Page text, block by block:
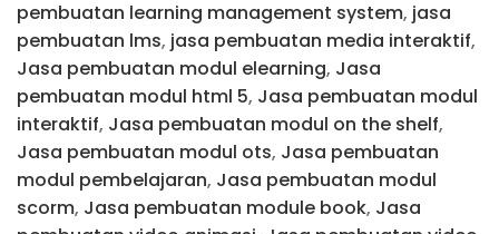
pembuatan learning management system, jasa
pembuatan lms, jasa pembuatan media interaktif,
Jasa pembuatan modul elearning, Jasa
pembuatan modul html 5, Jasa pembuatan modul
interaktif, Jasa pembuatan modul on the shelf,
Jasa pembuatan modul ots, Jasa pembuatan
modul pembelajaran, Jasa pembuatan modul
scorm, Jasa pembuatan module book, Jasa